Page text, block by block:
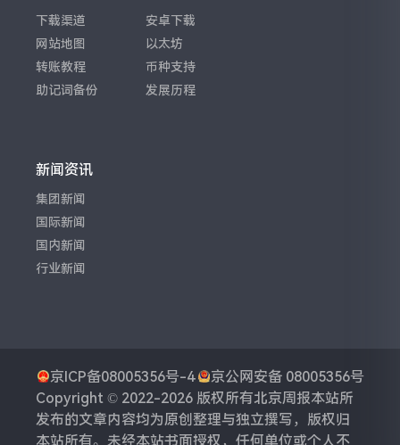
下载渠道
网站地图
转账教程
助记词备份
安卓下载
以太坊
币种支持
发展历程
新闻资讯
集团新闻
国际新闻
国内新闻
行业新闻
京ICP备08005356号-4
京公网安备 08005356号
Copyright © 2022-2026 版权所有北京周报本站所
发布的文章内容均为原创整理与独立撰写，版权归
本站所有。未经本站书面授权，任何单位或个人不